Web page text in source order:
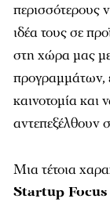
περισσότερους
ιδέα τους σε
στη χώρα µας
προγραµµάτων,
καινοτοµία και
αντεπεξέλθουν
Μια τέτοια
Startup Focus